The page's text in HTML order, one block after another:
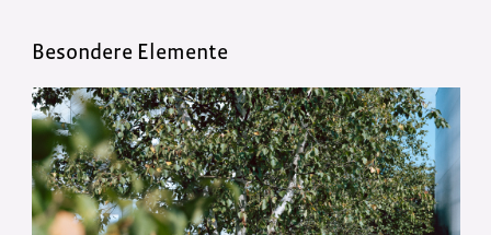
Besondere Elemente